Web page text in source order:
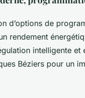
d’options de
rendement
intelligente et
Béziers pour un